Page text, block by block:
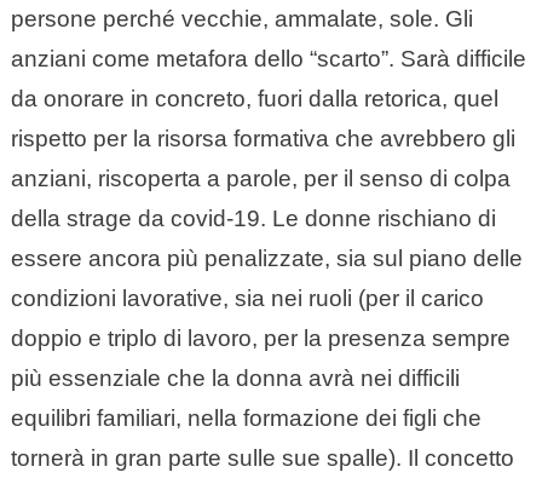
persone perché vecchie, ammalate, sole. Gli
anziani come metafora dello “scarto”. Sarà difficile
da onorare in concreto, fuori dalla retorica, quel
rispetto per la risorsa formativa che avrebbero gli
anziani, riscoperta a parole, per il senso di colpa
della strage da covid-19. Le donne rischiano di
essere ancora più penalizzate, sia sul piano delle
condizioni lavorative, sia nei ruoli (per il carico
doppio e triplo di lavoro, per la presenza sempre
più essenziale che la donna avrà nei difficili
equilibri familiari, nella formazione dei figli che
tornerà in gran parte sulle sue spalle). Il concetto